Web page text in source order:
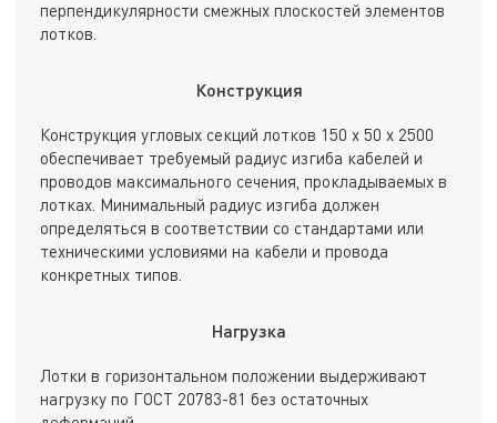
перпендикулярности смежных плоскостей элементов
лотков.
Конструкция
Конструкция угловых секций лотков 150 х 50 х 2500
обеспечивает требуемый радиус изгиба кабелей и
проводов максимального сечения, прокладываемых в
лотках. Минимальный радиус изгиба должен
определяться в соответствии со стандартами или
техническими условиями на кабели и провода
конкретных типов.
Нагрузка
Лотки в горизонтальном положении выдерживают
нагрузку по ГОСТ 20783-81 без остаточных